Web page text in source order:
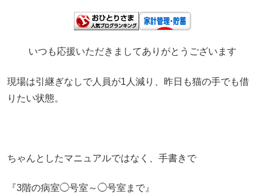
いつも応援いただきましてありがとうございます
現場は引継ぎなしで人員が1人減り、昨日も猫の手でも借
りたい状態。
ちゃんとしたマニュアルではなく、手書きで
『3階の病室◯号室～◯号室まで』